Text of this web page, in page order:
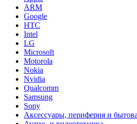
ARM
Google
HTC
Intel
LG
Microsoft
Motorola
Nokia
Nvidia
Qualcomm
Samsung
Sony
Аксессуары, периферия и